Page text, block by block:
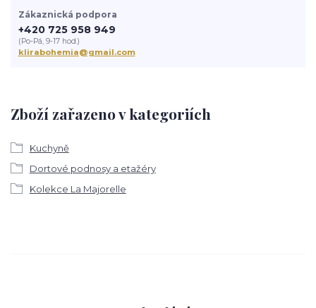
Zboží zařazeno v kategoriích
Kuchyně
Dortové podnosy a etažéry
Kolekce La Majorelle
Zákaznická podpora
+420 725 958 949
(Po-Pá, 9-17 hod.)
klirabohemia@gmail.com